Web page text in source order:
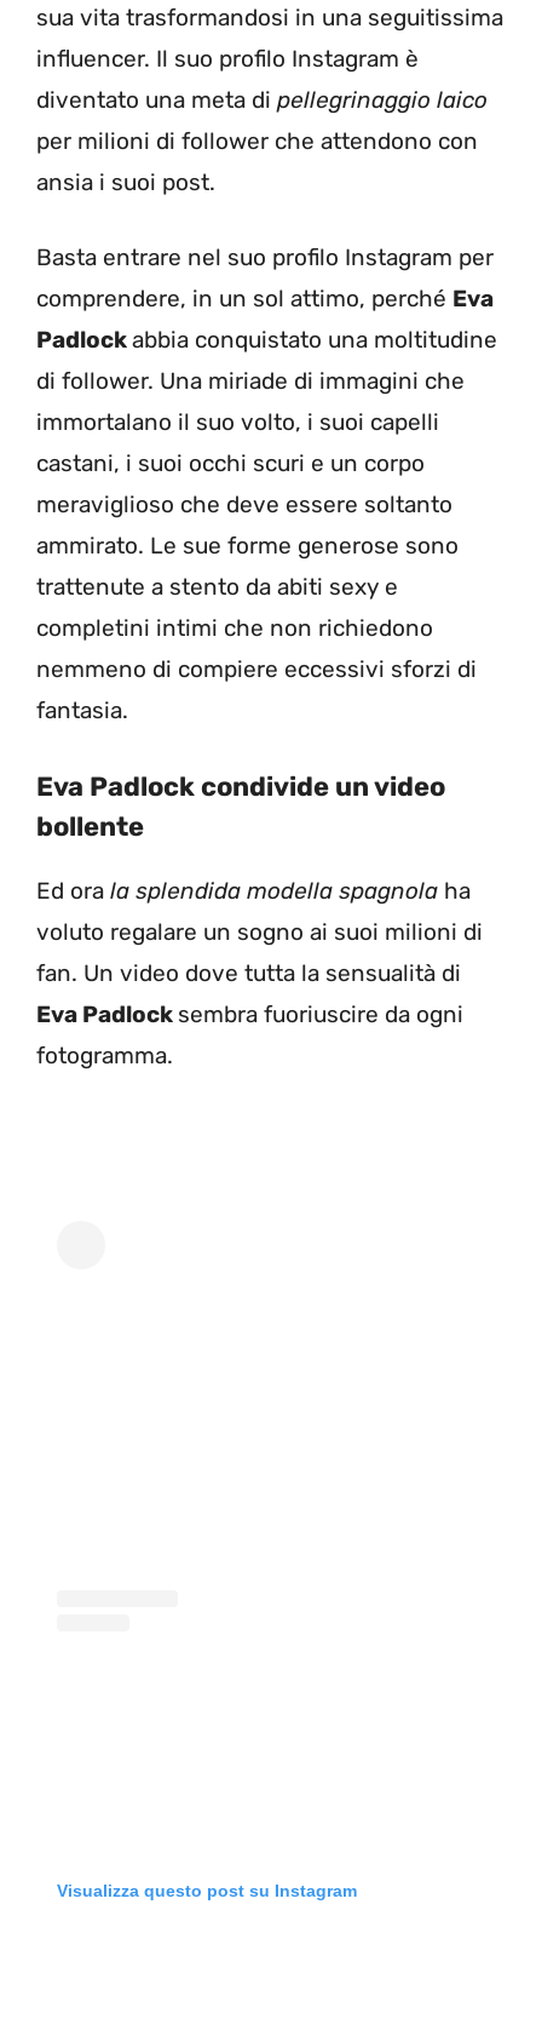
sua vita trasformandosi in una seguitissima
influencer. Il suo profilo Instagram è
diventato una meta di pellegrinaggio laico
per milioni di follower che attendono con
ansia i suoi post.
Basta entrare nel suo profilo Instagram per
comprendere, in un sol attimo, perché Eva
Padlockabbia conquistato una moltitudine
di follower. Una miriade di immagini che
immortalano il suo volto, i suoi capelli
castani, i suoi occhi scuri e un corpo
meraviglioso che deve essere soltanto
ammirato. Le sue forme generose sono
trattenute a stento da abiti sexy e
completini intimi che non richiedono
nemmeno di compiere eccessivi sforzi di
fantasia.
Eva Padlock condivide un video
bollente
Ed ora la splendida modella spagnola ha
voluto regalare un sogno ai suoi milioni di
fan. Un video dove tutta la sensualità di
Eva Padlock sembra fuoriuscire da ogni
fotogramma.
Visualizza questo post su Instagram